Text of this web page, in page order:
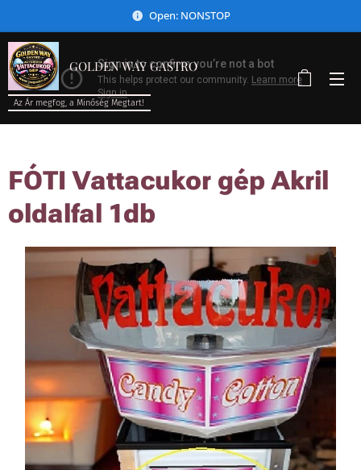
Open: NONSTOP
GOLDEN WAY GASTRO
Az Ár megfog, a Minőség Megtart!
FÓTI Vattacukor gép Akril
oldalfal 1db